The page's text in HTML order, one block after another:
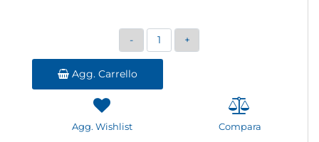
Quantità
Agg. Carrello
Agg. Wishlist Compara